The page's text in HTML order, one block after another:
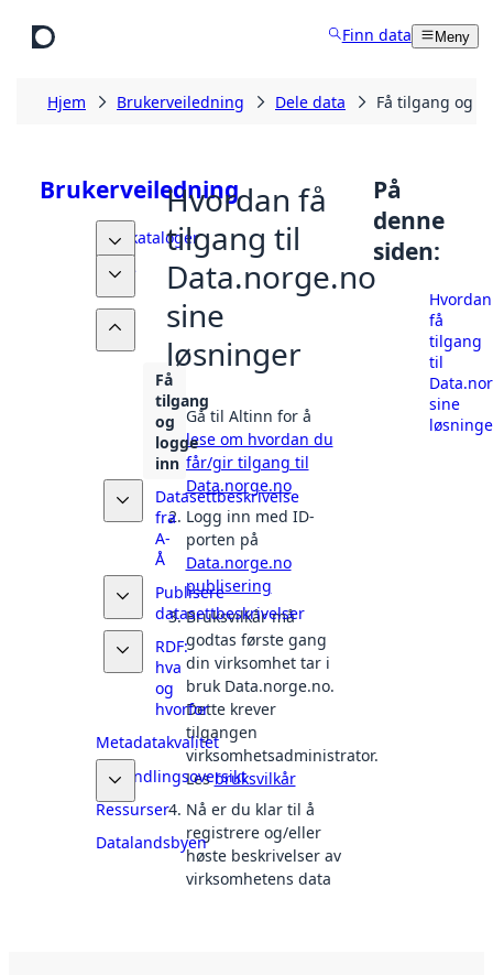
Finn data Meny
Hjem Brukerveiledning Dele data Få tilgang og
Brukerveiledning
Datakataloger
Finne
data
Dele
data
Få
tilgang
og
logge
inn
Datasettbeskrivelse
fra
A-
Å
Publisere
datasettbeskrivelser
RDF:
hva
og
hvorfor
Metadatakvalitet
Behandlingsoversikt
Ressurser
Datalandsbyen
Hvordan få
tilgang til
Data.norge.no
sine
løsninger
Gå til Altinn for å
lese om hvordan du
får/gir tilgang til
Data.norge.no
Logg inn med ID-
porten på
Data.norge.no
publisering
Bruksvilkår må
godtas første gang
din virksomhet tar i
bruk Data.norge.no.
Dette krever
tilgangen
virksomhetsadministrator.
Lesbruksvilkår
Nå er du klar til å
registrere og/eller
høste beskrivelser av
virksomhetens data
På
denne
siden:
Hvordan
få
tilgang
til
sine